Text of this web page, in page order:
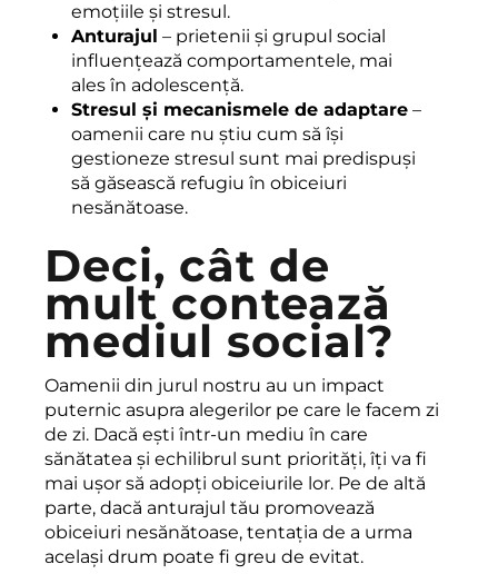
emoțiile și stresul.
Anturajul – prietenii și grupul social
influențează comportamentele, mai
ales în adolescență.
Stresul și mecanismele de adaptare –
oamenii care nu știu cum să își
gestioneze stresul sunt mai predispuși
să găsească refugiu în obiceiuri
nesănătoase.
Deci, cât de
mult contează
mediul social?
Oamenii din jurul nostru au un impact
puternic asupra alegerilor pe care le facem zi
de zi. Dacă ești într-un mediu în care
sănătatea și echilibrul sunt priorități, îți va fi
mai ușor să adopți obiceiurile lor. Pe de altă
parte, dacă anturajul tău promovează
obiceiuri nesănătoase, tentația de a urma
același drum poate fi greu de evitat.